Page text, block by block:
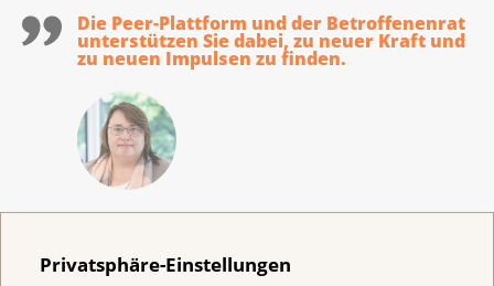
Privatsphäre-Einstellungen
Die Peer-Plattform und der Betroffenenrat
unterstützen Sie dabei, zu neuer Kraft und
zu neuen Impulsen zu finden.
Erika Gardi
Betroffenenrat